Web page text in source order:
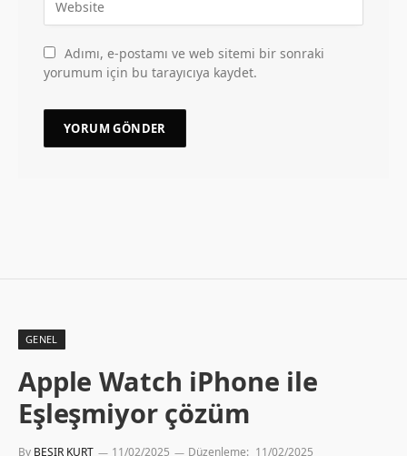
Adımı, e-postamı ve web sitemi bir sonraki
yorumum için bu tarayıcıya kaydet.
GENEL
Apple Watch iPhone ile
Eşleşmiyor çözüm
By BESIR KURT 11/02/2025 Düzenleme: 11/02/2025